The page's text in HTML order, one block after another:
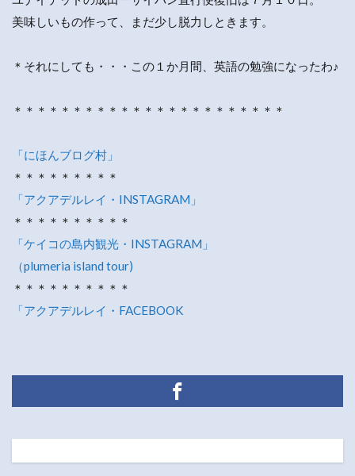
美味しいもの作って、まだ少し脱力しときます。
＊それにしても・・・この１か月間、英語の勉強になったわ♪
＊＊＊＊＊＊＊＊＊＊＊＊＊＊＊＊＊＊＊＊＊＊＊
「にほんブログ村」
＊＊＊＊＊＊＊＊＊
「アクアデルレイ・INSTAGRAM」
＊＊＊＊＊＊＊＊＊＊
「ケイコの島内観光・INSTAGRAM」
（plumeria island tour)
＊＊＊＊＊＊＊＊＊＊
「アクアデルレイ・FACEBOOK